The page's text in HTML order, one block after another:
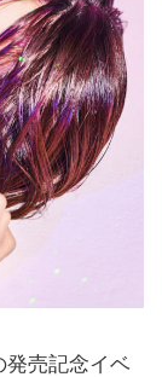
売記念イベ